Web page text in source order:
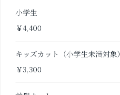
小学生
￥4,400
キッズカット（小学生未満対象）
￥3,300